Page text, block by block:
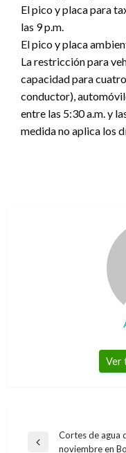
El pico y placa para
las 9 p.m.
El pico y placa
La restricción para
capacidad para
conductor),
entre las 5:30 a.m. y
medida no aplica los
Ver
Navegación
Entrada
Cortes de agua
noviembre en